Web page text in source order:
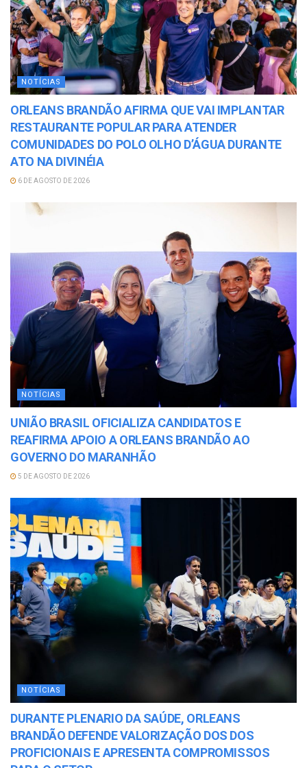
NOTÍCIAS
ORLEANS BRANDÃO AFIRMA QUE VAI IMPLANTAR
RESTAURANTE POPULAR PARA ATENDER
COMUNIDADES DO POLO OLHO D’ÁGUA DURANTE
ATO NA DIVINÉIA
6 DE AGOSTO DE 2026
NOTÍCIAS
UNIÃO BRASIL OFICIALIZA CANDIDATOS E
REAFIRMA APOIO A ORLEANS BRANDÃO AO
GOVERNO DO MARANHÃO
5 DE AGOSTO DE 2026
NOTÍCIAS
DURANTE PLENARIO DA SAÚDE, ORLEANS
BRANDÃO DEFENDE VALORIZAÇÃO DOS DOS
PROFICIONAIS E APRESENTA COMPROMISSOS